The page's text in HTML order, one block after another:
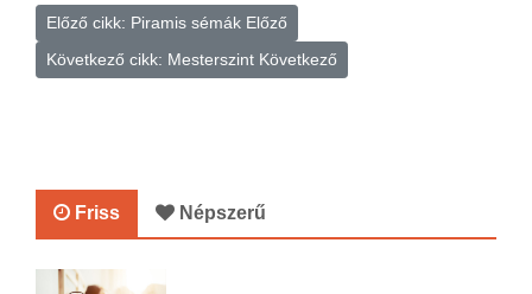
Előző cikk: Piramis sémák Előző
Következő cikk: Mesterszint Következő
Friss Népszerű